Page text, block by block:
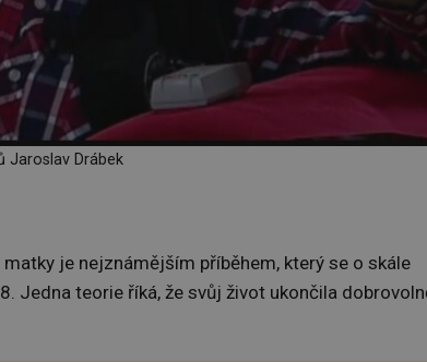
Jaroslav Drábek
je nejznámějším příběhem, který se o skále
Jedna teorie říká, že svůj život ukončila